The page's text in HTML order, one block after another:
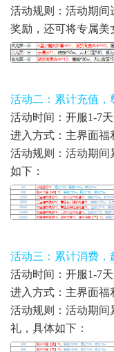
活动规则：活动期间
奖励，还可将专属美
活动二：累计充值，
活动时间：开服1-7
进入方式：主界面
活动规则：活动期间
如下：
活动三：累计消费，
活动时间：开服1-7
进入方式：主界面
活动规则：活动期间
礼，具体如下：